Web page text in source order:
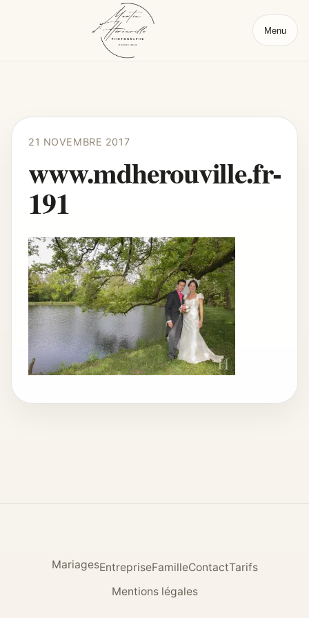
Menu
21 NOVEMBRE 2017
www.mdherouville.fr-
191
MariagesEntrepriseFamilleContactTarifs
Mentions légales